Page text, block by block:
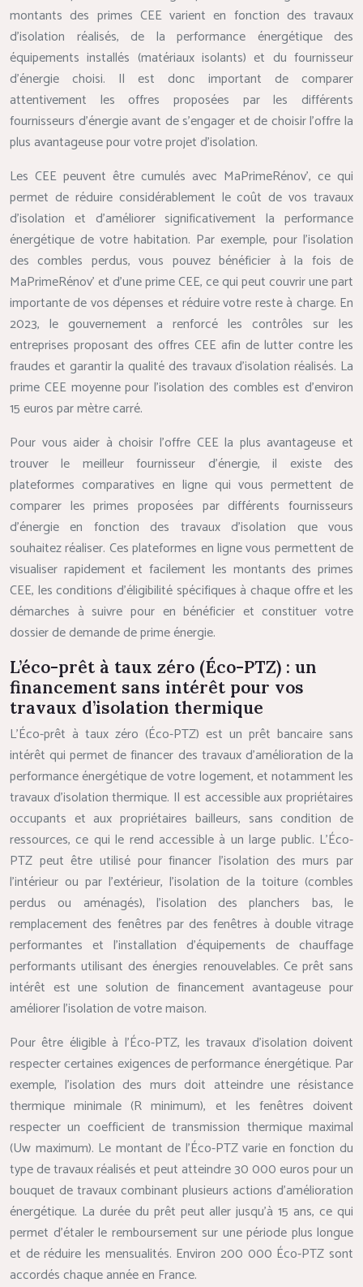
montants des primes CEE varient en fonction des travaux
d’isolation réalisés, de la performance énergétique des
équipements installés (matériaux isolants) et du fournisseur
d’énergie choisi. Il est donc important de comparer
attentivement les offres proposées par les différents
fournisseurs d’énergie avant de s’engager et de choisir l’offre la
plus avantageuse pour votre projet d’isolation.
Les CEE peuvent être cumulés avec MaPrimeRénov’, ce qui
permet de réduire considérablement le coût de vos travaux
d’isolation et d’améliorer significativement la performance
énergétique de votre habitation. Par exemple, pour l’isolation
des combles perdus, vous pouvez bénéficier à la fois de
MaPrimeRénov’ et d’une prime CEE, ce qui peut couvrir une part
importante de vos dépenses et réduire votre reste à charge. En
2023, le gouvernement a renforcé les contrôles sur les
entreprises proposant des offres CEE afin de lutter contre les
fraudes et garantir la qualité des travaux d’isolation réalisés. La
prime CEE moyenne pour l’isolation des combles est d’environ
15 euros par mètre carré.
Pour vous aider à choisir l’offre CEE la plus avantageuse et
trouver le meilleur fournisseur d’énergie, il existe des
plateformes comparatives en ligne qui vous permettent de
comparer les primes proposées par différents fournisseurs
d’énergie en fonction des travaux d’isolation que vous
souhaitez réaliser. Ces plateformes en ligne vous permettent de
visualiser rapidement et facilement les montants des primes
CEE, les conditions d’éligibilité spécifiques à chaque offre et les
démarches à suivre pour en bénéficier et constituer votre
dossier de demande de prime énergie.
L’éco-prêt à taux zéro (Éco-PTZ) : un
financement sans intérêt pour vos
travaux d’isolation thermique
L’Éco-prêt à taux zéro (Éco-PTZ) est un prêt bancaire sans
intérêt qui permet de financer des travaux d’amélioration de la
performance énergétique de votre logement, et notamment les
travaux d’isolation thermique. Il est accessible aux propriétaires
occupants et aux propriétaires bailleurs, sans condition de
ressources, ce qui le rend accessible à un large public. L’Éco-
PTZ peut être utilisé pour financer l’isolation des murs par
l’intérieur ou par l’extérieur, l’isolation de la toiture (combles
perdus ou aménagés), l’isolation des planchers bas, le
remplacement des fenêtres par des fenêtres à double vitrage
performantes et l’installation d’équipements de chauffage
performants utilisant des énergies renouvelables. Ce prêt sans
intérêt est une solution de financement avantageuse pour
améliorer l’isolation de votre maison.
Pour être éligible à l’Éco-PTZ, les travaux d’isolation doivent
respecter certaines exigences de performance énergétique. Par
exemple, l’isolation des murs doit atteindre une résistance
thermique minimale (R minimum), et les fenêtres doivent
respecter un coefficient de transmission thermique maximal
(Uw maximum). Le montant de l’Éco-PTZ varie en fonction du
type de travaux réalisés et peut atteindre 30 000 euros pour un
bouquet de travaux combinant plusieurs actions d’amélioration
énergétique. La durée du prêt peut aller jusqu’à 15 ans, ce qui
permet d’étaler le remboursement sur une période plus longue
et de réduire les mensualités. Environ 200 000 Éco-PTZ sont
accordés chaque année en France.